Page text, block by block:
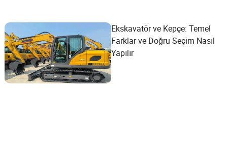
Ekskavatör ve Kepçe: Temel
Farklar ve Doğru Seçim Nasıl
Yapılır